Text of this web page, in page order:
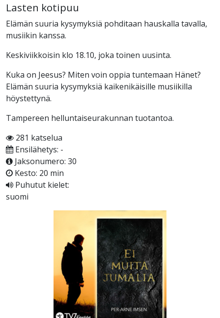
Lasten kotipuu
Elämän suuria kysymyksiä pohditaan hauskalla tavalla,
musiikin kanssa.
Keskiviikkoisin klo 18.10, joka toinen uusinta.
Kuka on Jeesus? Miten voin oppia tuntemaan Hänet?
Elämän suuria kysymyksiä kaikenikäisille musiikilla
höystettynä.
Tampereen helluntaiseurakunnan tuotantoa.
281 katselua
Ensilähetys: -
Jaksonumero: 30
Kesto: 20 min
Puhutut kielet:
suomi